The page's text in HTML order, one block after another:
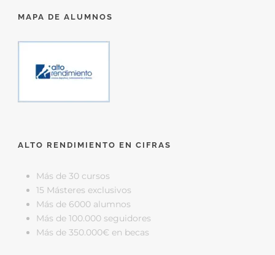
MAPA DE ALUMNOS
ALTO RENDIMIENTO EN CIFRAS
Más de 30 cursos
15 Másteres exclusivos
Más de 6000 alumnos
Más de 100.000 seguidores
Más de 350.000€ en becas